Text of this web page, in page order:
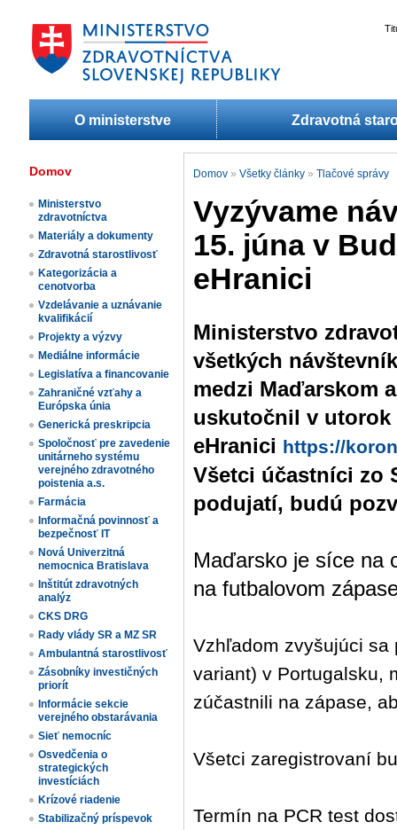
O ministerstve Zdravotná
Domov
Ministerstvo
zdravotníctva
Materiály a dokumenty
Zdravotná starostlivosť
Kategorizácia a
cenotvorba
Vzdelávanie a uznávanie
kvalifikácií
Projekty a výzvy
Mediálne informácie
Legislatíva a financovanie
Zahraničné vzťahy a
Európska únia
Generická preskripcia
Spoločnosť pre zavedenie
unitárneho systému
verejného zdravotného
poistenia a.s.
Farmácia
Informačná povinnosť a
bezpečnosť IT
Nová Univerzitná
nemocnica Bratislava
Inštitút zdravotných
analýz
CKS DRG
Rady vlády SR a MZ SR
Ambulantná starostlivosť
Zásobníky investičných
priorít
Informácie sekcie
verejného obstarávania
Sieť nemocníc
Osvedčenia o
strategických
investíciách
Krízové riadenie
Stabilizačný príspevok
Domov » Všetky články » Tlačové správy
Vyzývame
15. júna v
eHranici
Ministerstvo
všetkých
medzi Maďarskom
uskutočnil v utorok
eHranici https://
Všetci účastníci zo
podujatí, budú
Maďarsko je síce na
na futbalovom
Vzhľadom zvyšujúci sa
variant) v Portugalsku,
zúčastnili na zápase,
Všetci zaregistrovaní
Termín na PCR test